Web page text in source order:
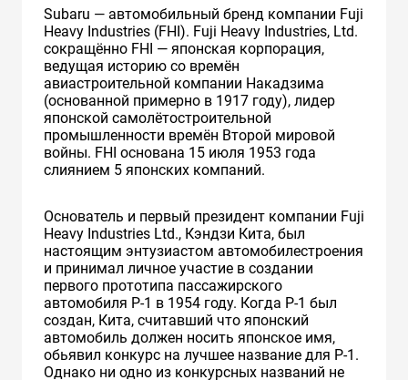
Subaru — автомобильный бренд компании Fuji
Heavy Industries (FHI). Fuji Heavy Industries, Ltd.
сокращённо FHI — японская корпорация,
ведущая историю со времён
авиастроительной компании Накадзима
(основанной примерно в 1917 году), лидер
японской самолётостроительной
промышленности времён Второй мировой
войны. FHI основана 15 июля 1953 года
слиянием 5 японских компаний.
Основатель и первый президент компании Fuji
Heavy Industries Ltd., Кэндзи Кита, был
настоящим энтузиастом автомобилестроения
и принимал личное участие в создании
первого прототипа пассажирского
автомобиля Р-1 в 1954 году. Когда P-1 был
создан, Кита, считавший что японский
автомобиль должен носить японское имя,
обьявил конкурс на лучшее название для P-1.
Однако ни одно из конкурсных названий не